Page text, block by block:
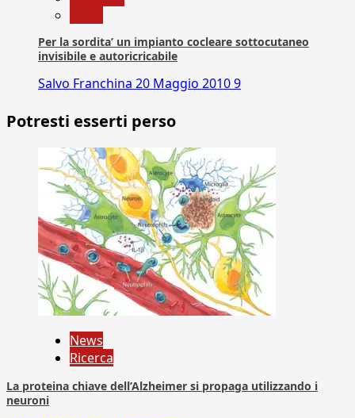
Per la sordita’ un impianto cocleare sottocutaneo
invisibile e autoricricabile
Salvo Franchina 20 Maggio 20109
Potresti esserti perso
News
Ricerca
La proteina chiave dell’Alzheimer si propaga utilizzando i
neuroni